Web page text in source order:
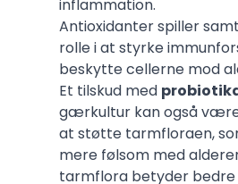
inflammation.
Antioxidanter spiller
rolle i at styrke
beskytte cellerne mod
Et tilskud med
gærkultur kan også
at støtte tarmfloraen,
mere følsom med
tarmflora betyder bedre